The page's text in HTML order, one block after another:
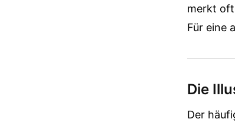
merkt oft
Für eine
Die
Der